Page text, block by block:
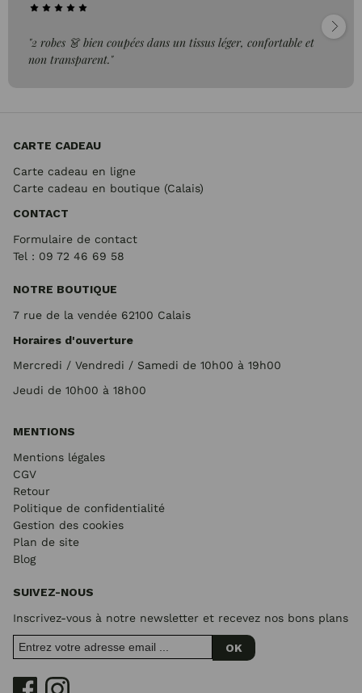
"2 robes 👗 bien coupées dans un tissus léger, confortable et
non transparent."
CARTE CADEAU
Carte cadeau en ligne
Carte cadeau en boutique (Calais)
CONTACT
Formulaire de contact
Tel : 09 72 46 69 58
NOTRE BOUTIQUE
7 rue de la vendée 62100 Calais
Horaires d'ouverture
Mercredi / Vendredi / Samedi de 10h00 à 19h00
Jeudi de 10h00 à 18h00
MENTIONS
Mentions légales
CGV
Retour
Politique de confidentialité
Gestion des cookies
Plan de site
Blog
SUIVEZ-NOUS
Inscrivez-vous à notre newsletter et recevez nos bons plans
OK